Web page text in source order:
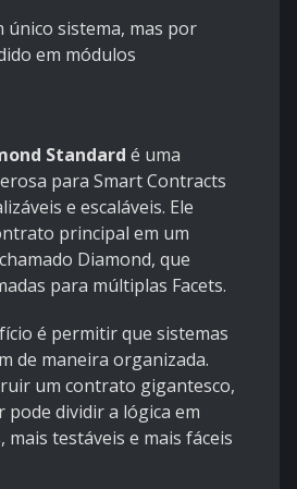
único sistema, mas por
em módulos
Standard é uma
para Smart Contracts
e escaláveis. Ele
principal em um
Diamond, que
para múltiplas Facets.
é permitir que sistemas
de maneira organizada.
um contrato gigantesco,
pode dividir a lógica em
testáveis e mais fáceis